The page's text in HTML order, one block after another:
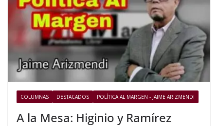
COLUMNAS DESTACADOS POLÍTICA AL MARGEN - JAIME ARIZMENDI
A la Mesa: Higinio y Ramírez